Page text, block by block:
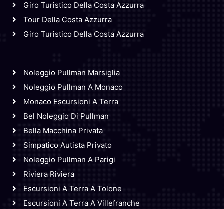
Giro Turistico Della Costa Azzurra
Tour Della Costa Azzurra
Giro Turistico Della Costa Azzurra
Noleggio Pullman Marsiglia
Noleggio Pullman A Monaco
Monaco Escursioni A Terra
Bel Noleggio Di Pullman
Bella Macchina Privata
Simpatico Autista Privato
Noleggio Pullman A Parigi
Riviera Riviera
Escursioni A Terra A Tolone
Escursioni A Terra A Villefranche